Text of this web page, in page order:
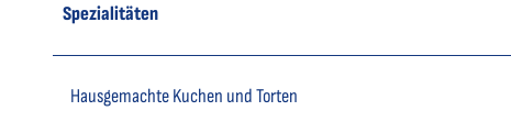
Spezialitäten
Hausgemachte Kuchen und Torten